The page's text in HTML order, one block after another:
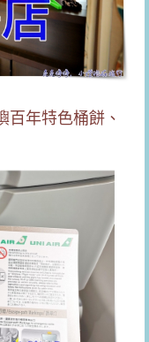
百年特色桶餅、